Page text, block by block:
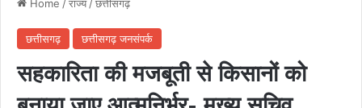
Home /राज्य/छत्तीसगढ़
छत्तीसगढ़ छत्तीसगढ़ जनसंपर्क
सहकारिता की मजबूती से किसानों को